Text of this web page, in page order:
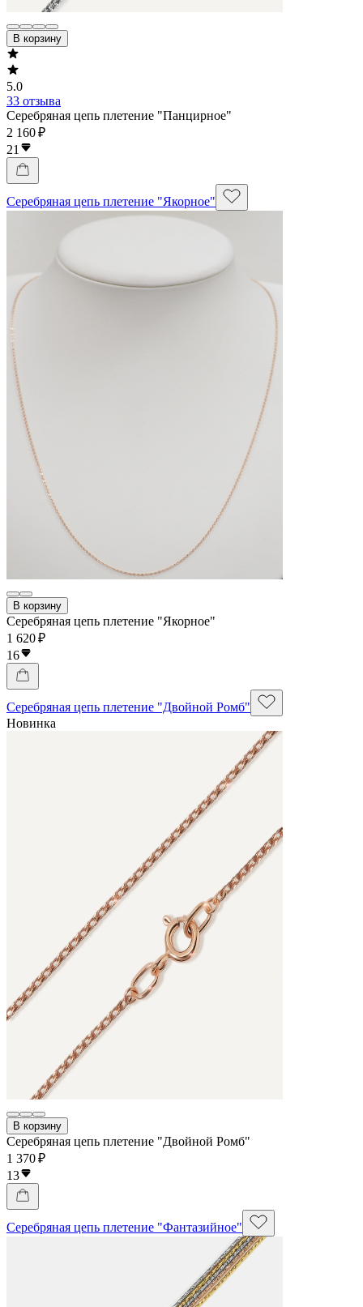
В корзину
5.0
33 отзыва
Серебряная цепь плетение "Панцирное"
2 160 ₽
21
Серебряная цепь плетение "Якорное"
В корзину
Серебряная цепь плетение "Якорное"
1 620 ₽
16
Серебряная цепь плетение "Двойной Ромб"
Новинка
В корзину
Серебряная цепь плетение "Двойной Ромб"
1 370 ₽
13
Серебряная цепь плетение "Фантазийное"